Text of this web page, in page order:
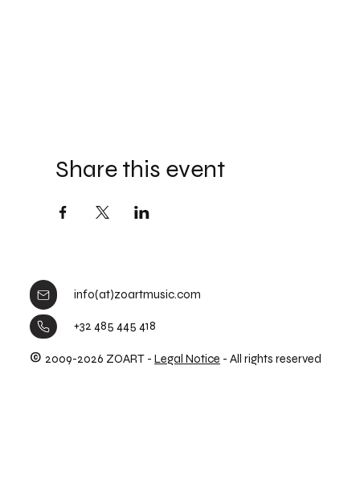
Share this event
info(at)zoartmusic.com
+32 485 445 418
© 2009-2026 ZOART - Legal Notice - All rights reserved